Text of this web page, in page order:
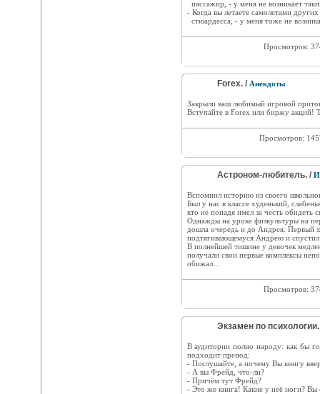
пассажир, - у меня не возникает
- Когда вы летаете самолетами
стюардесса, - у меня тоже не
Просмотров:
Forex. / Анекдоты
Закрыли ваш любимый игровой
Вступайте в Forex или биржу
Просмотров:
Астроном-любитель. /
Вспомнил историю из своего
Был у нас в классе худенький,
кто не попадя имел за честь обидеть
Однажды на уроке физкультуры на
дошла очередь и до Андрея. Первый
подтягивающемуся Андрею и
В полнейшей тишине у девочек
получали свои первые комплексы
обижал...
Просмотров:
Экзамен по
В аудитории полно народу: как бы
подходит препод:
- Послушайте, а почему Вы книгу
- А вы Фрейд, что-ли?
- Причём тут Фрейд?
- Это же книга! Какие у неё ноги? Вы